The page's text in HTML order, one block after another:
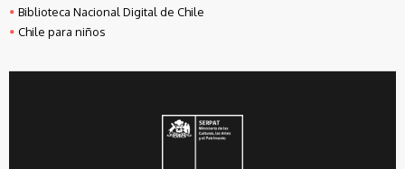
Biblioteca Nacional Digital de Chile
Chile para niños